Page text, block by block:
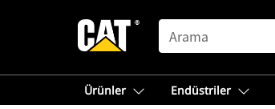
SEARCH
Ürünler Endüstriler